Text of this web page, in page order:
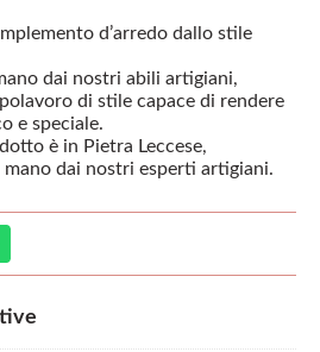
d’arredo dallo stile
dai nostri abili artigiani,
di stile capace di rendere
e speciale.
è in Pietra Leccese,
dai nostri esperti artigiani.